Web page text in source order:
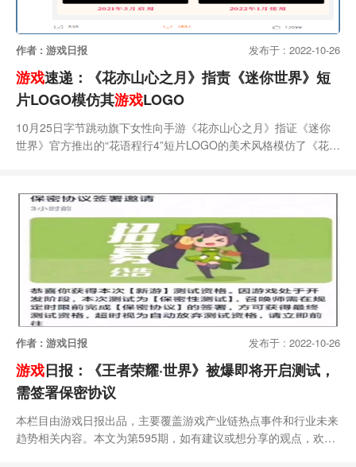
作者 : 游戏日报 发布于 : 2022-10-26
游戏速递：《花亦山心之月》指责《迷你世界》短
片LOGO模仿其游戏LOGO
10月25日字节跳动旗下女性向手游《花亦山心之月》指证《迷你
世界》官方推出的“花语程行4”短片LOGO的美术风格模仿了《花亦
构，排版，字体上都有相当程度的相似。玩家们对此事的看法也普
遍认为《迷你世界》在本次事件中涉嫌抄袭，并且有玩家指出《迷
你世界》在之前就有多次涉及抄
作者 : 游戏日报 发布于 : 2022-10-26
游戏日报：《王者荣耀·世界》被爆即将开启测试，
需签署保密协议
本栏目由游戏日报出品，主要覆盖游戏产业链热点事件和行业未来
趋势相关内容。本文为第595期，如有建议或想分享的观点，欢迎